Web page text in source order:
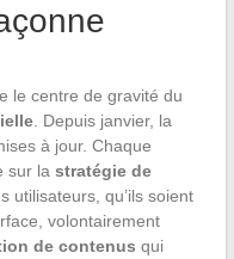
le centre de gravité du
. Depuis janvier, la
à jour. Chaque
sur la stratégie de
utilisateurs, qu’ils soient
volontairement
de contenus qui